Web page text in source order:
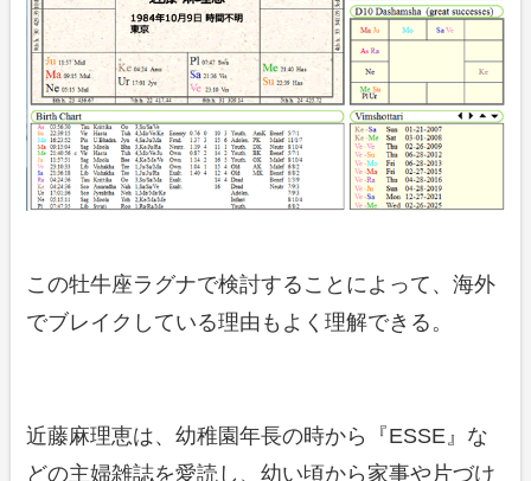
この牡牛座ラグナで検討することによって、海外
でブレイクしている理由もよく理解できる。
近藤麻理恵は、幼稚園年長の時から『ESSE』な
どの主婦雑誌を愛読し、幼い頃から家事や片づけ